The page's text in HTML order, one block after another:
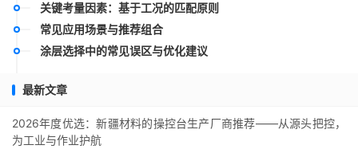
关键考量因素：基于工况的匹配原则
常见应用场景与推荐组合
涂层选择中的常见误区与优化建议
最新文章
2026年度优选：新疆材料的操控台生产厂商推荐——从源头把控，
为工业与作业护航